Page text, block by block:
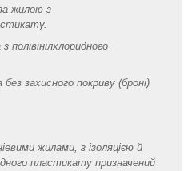
жилою з
полівінілхлоридного
захисного покриву (броні)
жилами, з ізоляцією й
пластикату призначений